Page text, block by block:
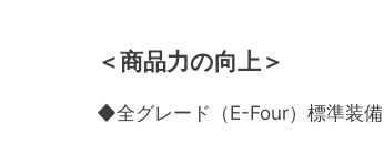
＜商品力の向上＞
◆全グレード（E-Four）標準装備